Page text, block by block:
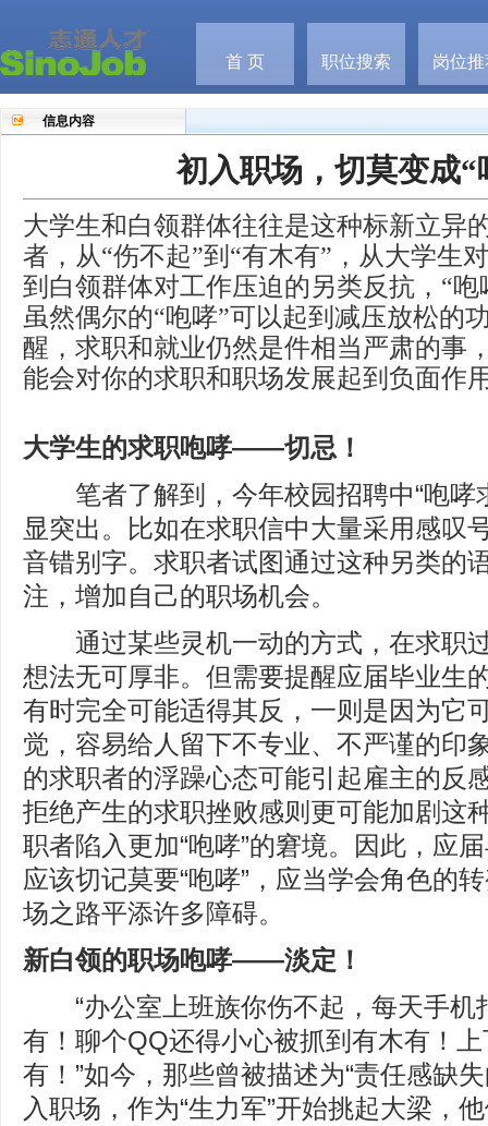
首 页 职位搜索 岗位
信息内容
初入职场，切莫变成“
大学生和白领群体往往是这种标新立异
者，从“伤不起”到“有木有”，从大学生
到白领群体对工作压迫的另类反抗，“咆
虽然偶尔的“咆哮”可以起到减压放松的
醒，求职和就业仍然是件相当严肃的事
能会对你的求职和职场发展起到负面作
大学生的求职咆哮——切忌！
笔者了解到，今年校园招聘中“咆哮
显突出。比如在求职信中大量采用感叹
音错别字。求职者试图通过这种另类的
注，增加自己的职场机会。
通过某些灵机一动的方式，在求职
想法无可厚非。但需要提醒应届毕业生
有时完全可能适得其反，一则是因为它
觉，容易给人留下不专业、不严谨的印
的求职者的浮躁心态可能引起雇主的反
拒绝产生的求职挫败感则更可能加剧这
职者陷入更加“咆哮”的窘境。因此，应
应该切记莫要“咆哮”，应当学会角色的
场之路平添许多障碍。
新白领的职场咆哮——淡定！
“办公室上班族你伤不起，每天手机
有！聊个QQ还得小心被抓到有木有！
有！”如今，那些曾被描述为“责任感缺
入职场，作为“生力军”开始挑起大梁，